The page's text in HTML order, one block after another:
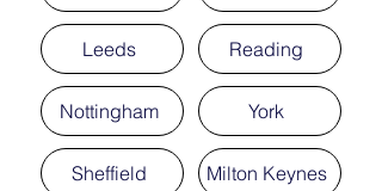
Leeds Reading
Nottingham York
Sheffield Milton Keynes